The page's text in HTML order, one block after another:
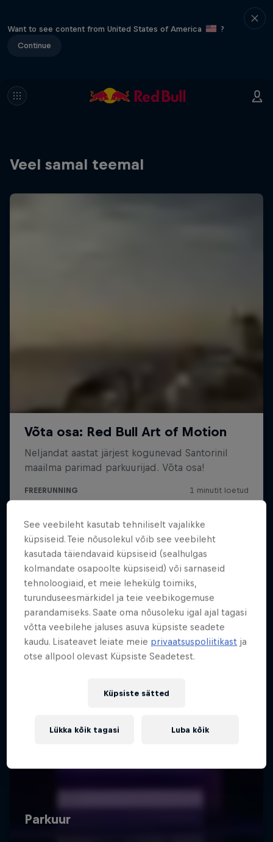
Want to see content from United States of America
?
Continue
Veel samal teemal
See veebileht kasutab tehniliselt vajalikke
küpsiseid. Teie nõusolekul võib see veebileht
kasutada täiendavaid küpsiseid (sealhulgas
kolmandate osapoolte küpsiseid) või sarnaseid
tehnoloogiaid, et meie lehekülg toimiks,
turunduseesmärkidel ja teie veebikogemuse
parandamiseks. Saate oma nõusoleku igal ajal tagasi
võtta veebilehe jaluses asuva küpsiste seadete
kaudu. Lisateavet leiate meie privaatsuspoliitikast ja
otse allpool olevast Küpsiste Seadetest.
Küpsiste sätted
Lükka kõik tagasi Luba kõik